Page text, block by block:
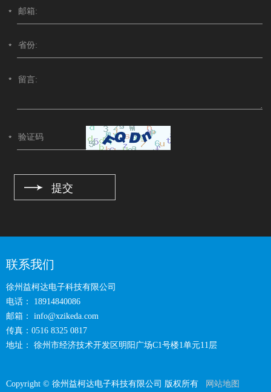
联系我们
徐州益柯达电子科技有限公司
电话： 18914840086
邮箱：
info@xzikeda.com
传真：0516 8325 0817
地址： 徐州市经济技术开发区明阳广场C1号楼1单元11层
Copyright © 徐州益柯达电子科技有限公司 版权所有 网站地图